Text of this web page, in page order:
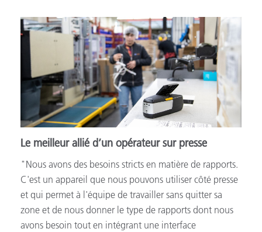
Le meilleur allié d’un opérateur sur presse
"Nous avons des besoins stricts en matière de rapports.
C'est un appareil que nous pouvons utiliser côté presse
et qui permet à l'équipe de travailler sans quitter sa
zone et de nous donner le type de rapports dont nous
avons besoin tout en intégrant une interface